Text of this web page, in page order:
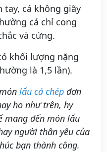
tay, cá không giãy
cá chỉ cong
và cứng.
khối lượng nặng
là 1,5 lần).
lẩu cá chép đơn
ho như trên, hy
mang đến món lẩu
người thân yêu của
bạn thành công.